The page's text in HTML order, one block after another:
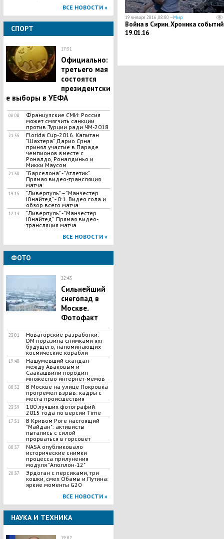
ВСЕ НОВОСТИ »
СПОРТ
17:51
Официально:
третьего мая
состоятся
президентски
е выборы в УЕФА
00:08
Французские СМИ: Россия
может смягчить санкции
против Турции ради ЧМ-2018
21:55
Florida Cup-2016. Капитан
"Шахтера" Дарио Срна
принял участие в Параде
чемпионов вместе с
Роналдо, Роналдиньо и
Микки Маусом
21:30
"Барселона" - "Атлетик".
Прямая видео-трансляция
матча
19:15
​"Ливерпуль" – "Манчестер
Юнайтед" - 0:1. Видео гола и
обзор всего матча
17:13
"Ливерпуль" - "Манчестер
Юнайтед". Прямая видео-
трансляция матча
ВСЕ НОВОСТИ »
ФОТО
22:43
Сильнейший
снегопад в
Москве.
Фотофакт
23:01
Новаторские разработки:
DM поразила снимками яхт
будущего, напоминающих
космические корабли
19:48
Нашумевший скандал
между Аваковым и
Саакашвили породил
множество интернет-мемов
00:52
В Москве на улице Покровка
прогремел взрыв: кадры с
места происшествия
23:39
100 лучших фотографий
2015 года по версии Time
17:31
В Кривом Роге настоящий
"Майдан": активисты
пытались с силой
прорваться в горсовет
00:57
NASA опубликовало
исторические снимки
процесса прилунения
модуля "Аполлон-12"
20:37
Эрдоган с персиками, три
кошки, смех Обамы и Путина:
яркие моменты G20
ВСЕ НОВОСТИ »
НАУКА И ТЕХНИКА
19:02
19 января 2016, 08:00 —Мир
Война в Сирии. Хроника событий
19.01.16